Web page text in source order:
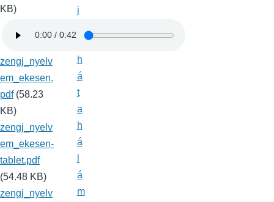
KB)
zengj_nyelv
em_ekesen.
pdf (58.23
KB)
zengj_nyelv
em_ekesen-
tablet.pdf
(54.48 KB)
zengj_nyelv
j
h
á
t
a
h
á
á
m